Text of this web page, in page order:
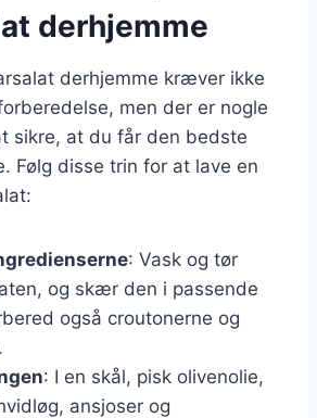
derhjemme
derhjemme kræver ikke
men der er nogle
sikre, at du får den bedste
Følg disse trin for at lave en
: Vask og tør
og skær den i passende
også croutonerne og
: I en skål, pisk olivenolie,
ansjoser og